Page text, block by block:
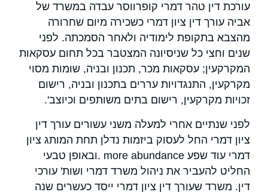
עורכת דין טהר דמרי קופרווסר עבדה במשרד של
אביה עורך דין ציון דמרי כשכירה מיום שחרורה
מהצבא בתקופת לימודיה ולאחר הסמכתה. לפני
שנים וחצי כל שניסיונה המצטבר בכל תחום עסקאות
המקרקעין; עסקאות מכר, תכנון ובניה, שומות מסוי
מקרקעין, התנגדויות עררים בתכנון ובניה, רישום
זכויות מקרקעין, רישום בתים משותפים וכיוצב'.
לפני שנתיים אחרי למעלה משני עשורים עורך דין
ציון דמרי החל לעסוק ביזמות נדלן תחת המותג ציון
דמרי עוד שפע more abundance .ובאופן טבעי
החליט להעביר את ניהול משרד דמרי ושות' עורכי
דין. משרד שעורך דין ציון דמרי ייסד כעשרים שנה